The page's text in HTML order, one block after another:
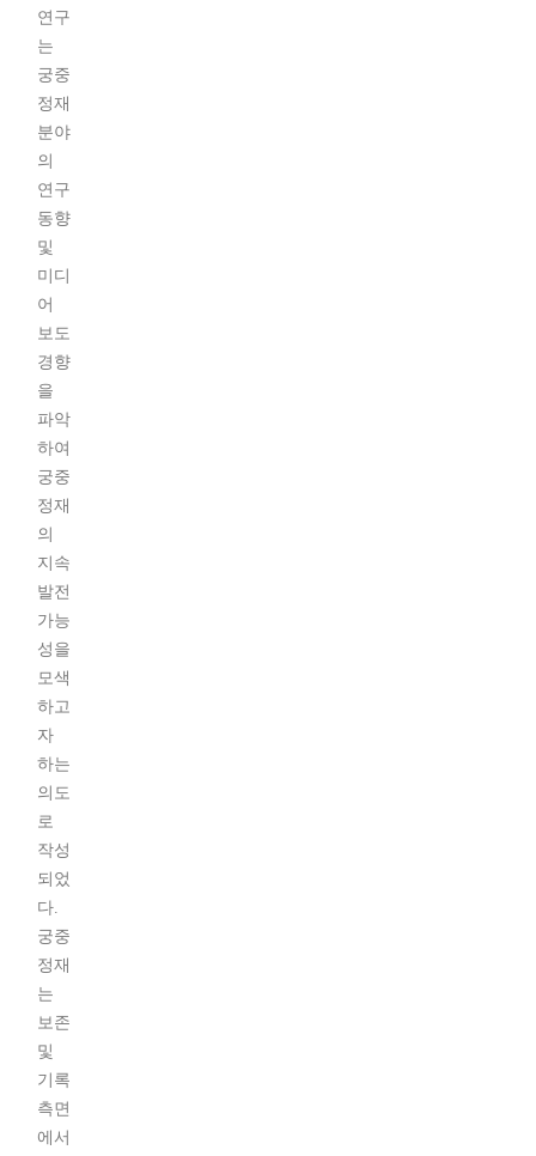
연구
는
궁중
정재
분야
의
연구
동향
및
미디
어
보도
경향
을
파악
하여
궁중
정재
의
지속
발전
가능
성을
모색
하고
자
하는
의도
로
작성
되었
다.
궁중
정재
는
보존
및
기록
측면
에서